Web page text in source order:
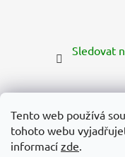
Tento web používá
tohoto webu
informací zde.
Sledovat